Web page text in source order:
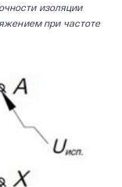
изоляции
при частоте